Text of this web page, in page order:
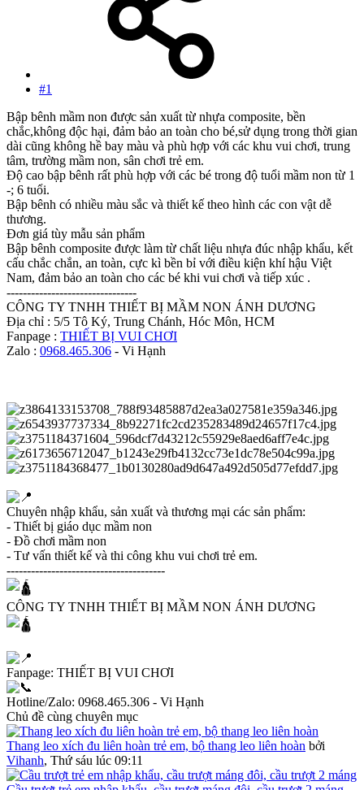
#1
Bập bênh mầm non được sản xuất từ nhựa composite, bền
chắc,không độc hại, đảm bảo an toàn cho bé,sử dụng trong thời gian
dài cũng không hề bay màu và phù hợp với các khu vui chơi, trung
tâm, trường mầm non, sân chơi trẻ em.
Độ cao bập bênh rất phù hợp với các bé trong độ tuổi mầm non từ 1
-; 6 tuổi.
Bập bênh có nhiều màu sắc và thiết kế theo hình các con vật dễ
thương.
Đơn giá tùy mẫu sản phẩm
Bập bênh composite được làm từ chất liệu nhựa đúc nhập khẩu, kết
cấu chắc chắn, an toàn, cực kì bền bỉ với điều kiện khí hậu Việt
Nam, đảm bảo an toàn cho các bé khi vui chơi và tiếp xúc .
--------------------------------
CÔNG TY TNHH THIẾT BỊ MẦM NON ÁNH DƯƠNG
Địa chỉ : 5/5 Tô Ký, Trung Chánh, Hóc Môn, HCM
Fanpage : THIẾT BỊ VUI CHƠI
Zalo : 0968.465.306 - Vi Hạnh
Chuyên nhập khẩu, sản xuất và thương mại các sản phẩm:
- Thiết bị giáo dục mầm non
- Đồ chơi mầm non
- Tư vấn thiết kế và thi công khu vui chơi trẻ em.
---------------------------------------
CÔNG TY TNHH THIẾT BỊ MẦM NON ÁNH DƯƠNG
Fanpage: THIẾT BỊ VUI CHƠI
Hotline/Zalo: 0968.465.306 - Vi Hạnh
Chủ đề cùng chuyên mục
Thang leo xích đu liên hoàn trẻ em, bộ thang leo liên hoàn bởi
Vihanh, Thứ sáu lúc 09:11